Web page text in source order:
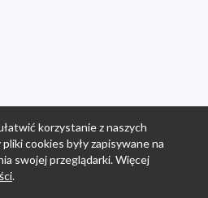
korzystanie z naszych
cookies były zapisywane na
swojej przeglądarki. Więcej
.